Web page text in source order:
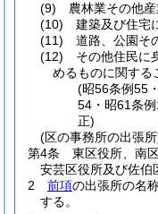
(9)
農林業その他産
(10)
建築及び住宅
(11)
道路、公園そ
(12)
その他住民に
めるものに関する
(昭56条例55
54・昭61条
正)
(区の事務所の出張
第4条
東区役所、南
安芸区役所及び佐伯
2
前項の出張所の名
する。